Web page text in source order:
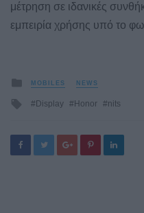
μέτρηση σε ιδανικές
εμπειρία χρήσης υπό το
Posted
MOBILES NEWS
Tagged
Display Honor nits